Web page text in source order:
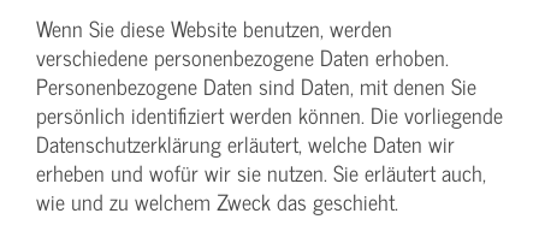
Wenn Sie diese Website benutzen, werden
verschiedene personenbezogene Daten erhoben.
Personenbezogene Daten sind Daten, mit denen Sie
persönlich identifiziert werden können. Die vorliegende
Datenschutzerklärung erläutert, welche Daten wir
erheben und wofür wir sie nutzen. Sie erläutert auch,
wie und zu welchem Zweck das geschieht.